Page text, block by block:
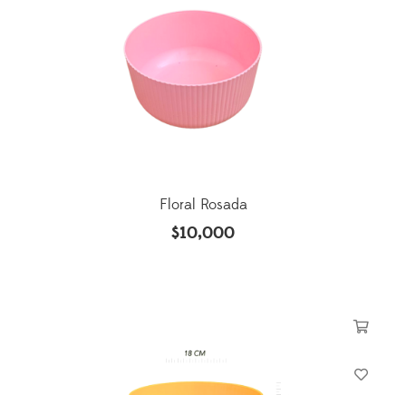
Floral Rosada
$10,000